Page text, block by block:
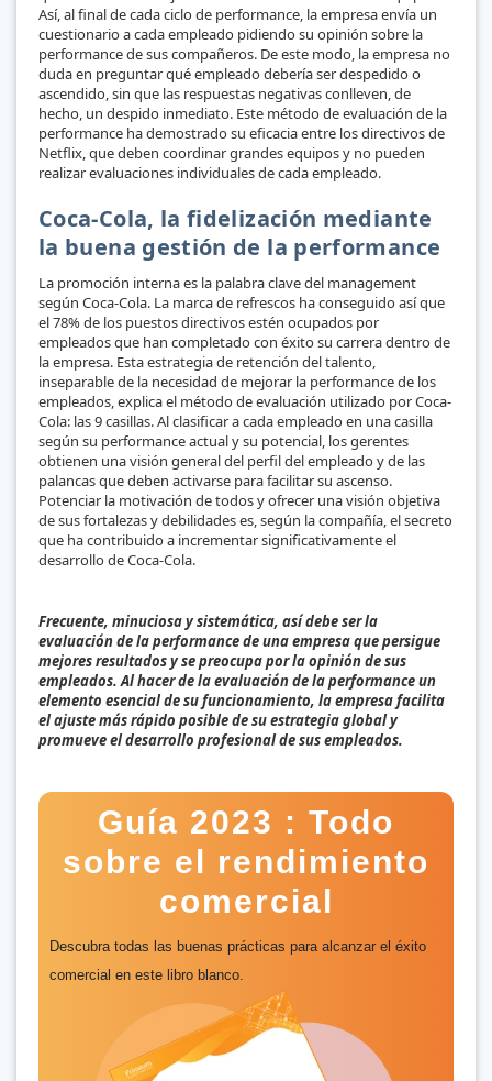
Así, al final de cada ciclo de performance, la empresa envía un
cuestionario a cada empleado pidiendo su opinión sobre la
performance de sus compañeros. De este modo, la empresa no
duda en preguntar qué empleado debería ser despedido o
ascendido, sin que las respuestas negativas conlleven, de
hecho, un despido inmediato. Este método de evaluación de la
performance ha demostrado su eficacia entre los directivos de
Netflix, que deben coordinar grandes equipos y no pueden
realizar evaluaciones individuales de cada empleado.
Coca-Cola, la fidelización mediante
la buena gestión de la performance
La promoción interna es la palabra clave del management
según Coca-Cola. La marca de refrescos ha conseguido así que
el 78% de los puestos directivos estén ocupados por
empleados que han completado con éxito su carrera dentro de
la empresa. Esta estrategia de retención del talento,
inseparable de la necesidad de mejorar la performance de los
empleados, explica el método de evaluación utilizado por Coca-
Cola: las 9 casillas. Al clasificar a cada empleado en una casilla
según su performance actual y su potencial, los gerentes
obtienen una visión general del perfil del empleado y de las
palancas que deben activarse para facilitar su ascenso.
Potenciar la motivación de todos y ofrecer una visión objetiva
de sus fortalezas y debilidades es, según la compañía, el secreto
que ha contribuido a incrementar significativamente el
desarrollo de Coca-Cola.
Frecuente, minuciosa y sistemática, así debe ser la
evaluación de la performance de una empresa que persigue
mejores resultados y se preocupa por la opinión de sus
empleados. Al hacer de la evaluación de la performance un
elemento esencial de su funcionamiento, la empresa facilita
el ajuste más rápido posible de su estrategia global y
promueve el desarrollo profesional de sus empleados.
Guía 2023 : Todo
sobre el rendimiento
comercial
Descubra todas las buenas prácticas para alcanzar el éxito
comercial en este libro blanco.